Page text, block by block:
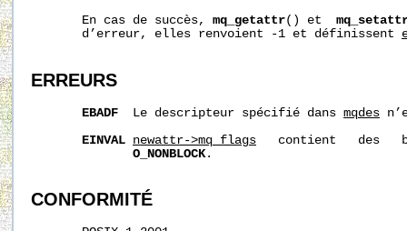
       En cas de succès,
mq_getattr() et
       d’erreur, elles renvoient -1 et définissent
ERREURS
EBADF
  Le descripteur spécifié dans
mqdes
EINVAL newattr->mq_flags
contient   des
O_NONBLOCK.
CONFORMITÉ